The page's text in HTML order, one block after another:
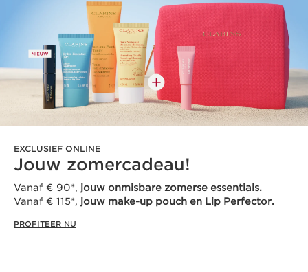
EXCLUSIEF ONLINE
Jouw zomercadeau!
Vanaf € 90*, jouw onmisbare zomerse essentials.
Vanaf € 115*, jouw make-up pouch en Lip Perfector.
PROFITEER NU